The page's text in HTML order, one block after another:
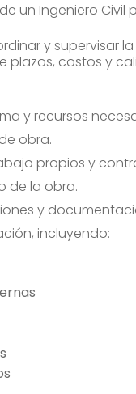
un Ingeniero Civil
y supervisar
plazos, costos y
y recursos
obra.
propios y
de la obra.
y
incluyendo: